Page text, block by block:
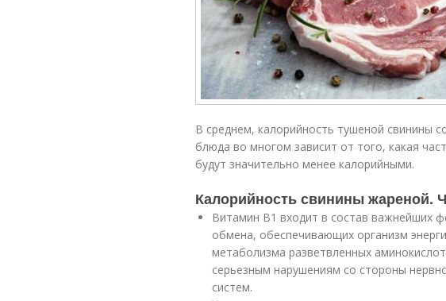
В среднем, калорийность тушеной свинины
блюда во многом зависит от того, какая
будут значительно менее калорийными.
Калорийность свинины жареной.
Витамин В1 входит в состав важнейших
обмена, обеспечивающих организм
метаболизма разветвленных
серьезным нарушениям со стороны
систем.